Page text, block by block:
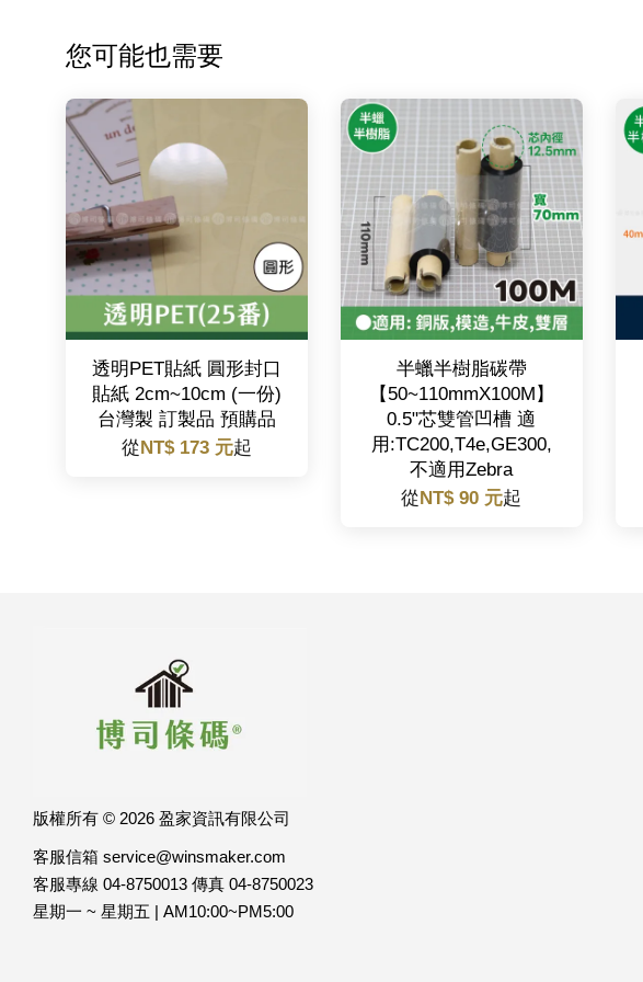
您可能也需要
透明PET貼紙 圓形封口
貼紙 2cm~10cm (一份)
台灣製 訂製品 預購品
從NT$ 173 元起
半蠟半樹脂碳帶
【50~110mmX100M】
0.5"芯雙管凹槽 適
用:TC200,T4e,GE300,
不適用Zebra
從NT$ 90 元起
版權所有 © 2026 盈家資訊有限公司
客服信箱 service@winsmaker.com
客服專線 04-8750013 傳真 04-8750023
星期一 ~ 星期五 | AM10:00~PM5:00